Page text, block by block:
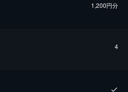
1,200円分
4